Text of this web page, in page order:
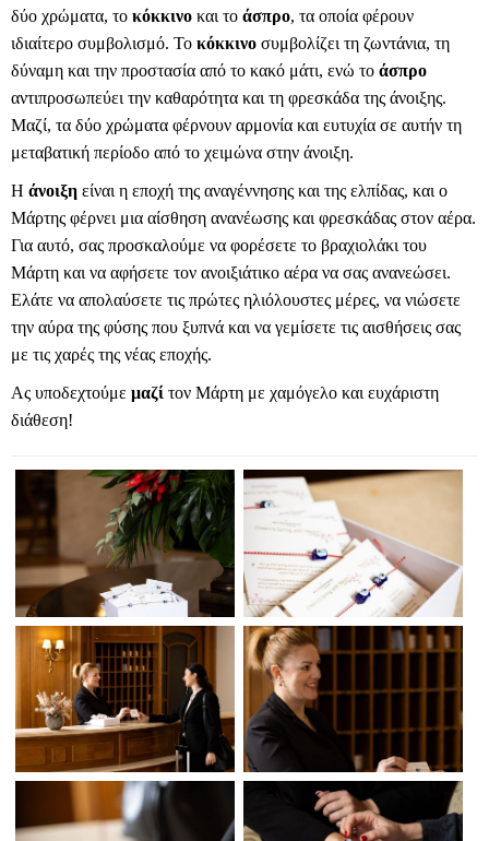
δύο χρώματα, το κόκκινο και το άσπρο, τα οποία φέρουν
ιδιαίτερο συμβολισμό. Το κόκκινο συμβολίζει τη ζωντάνια, τη
δύναμη και την προστασία από το κακό μάτι, ενώ το άσπρο
αντιπροσωπεύει την καθαρότητα και τη φρεσκάδα της άνοιξης.
Μαζί, τα δύο χρώματα φέρνουν αρμονία και ευτυχία σε αυτήν τη
μεταβατική περίοδο από το χειμώνα στην άνοιξη.
Η άνοιξη είναι η εποχή της αναγέννησης και της ελπίδας, και ο
Μάρτης φέρνει μια αίσθηση ανανέωσης και φρεσκάδας στον αέρα.
Για αυτό, σας προσκαλούμε να φορέσετε το βραχιολάκι του
Μάρτη και να αφήσετε τον ανοιξιάτικο αέρα να σας ανανεώσει.
Ελάτε να απολαύσετε τις πρώτες ηλιόλουστες μέρες, να νιώσετε
την αύρα της φύσης που ξυπνά και να γεμίσετε τις αισθήσεις σας
με τις χαρές της νέας εποχής.
Ας υποδεχτούμε μαζί τον Μάρτη με χαμόγελο και ευχάριστη
διάθεση!